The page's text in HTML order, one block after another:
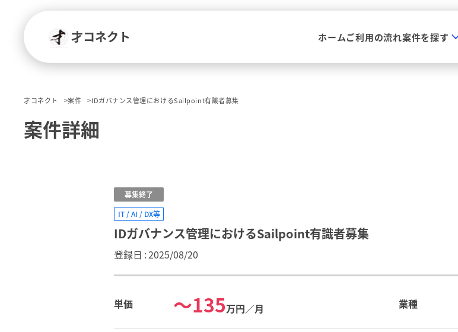
才コネクト ホームご利用の流れ案件を探す
才コネクト 案件 IDガバナンス管理におけるSailpoint有識者募集
案件詳細
募集終了
IT / AI / DX等
IDガバナンス管理におけるSailpoint有識者募集
登録日 2025/08/20
単価 〜135万円／月 業種